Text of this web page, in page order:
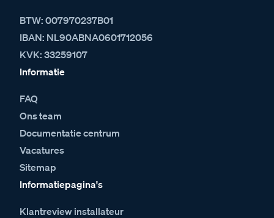
BTW: 007970237B01
IBAN: NL90ABNA0601712056
KVK: 33259107
Informatie
FAQ
Ons team
Documentatie centrum
Vacatures
Sitemap
Informatiepagina's
Klantreview installateur